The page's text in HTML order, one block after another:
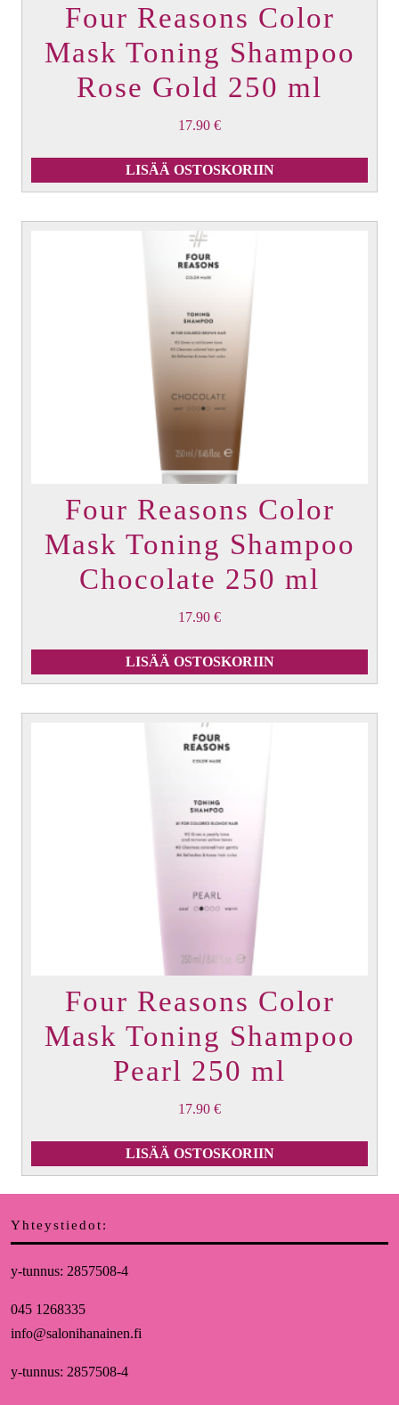
Four Reasons Color
Mask Toning Shampoo
Rose Gold 250 ml
17.90 €
LISÄÄ OSTOSKORIIN
Four Reasons Color
Mask Toning Shampoo
Chocolate 250 ml
17.90 €
LISÄÄ OSTOSKORIIN
Four Reasons Color
Mask Toning Shampoo
Pearl 250 ml
17.90 €
LISÄÄ OSTOSKORIIN
Yhteystiedot:
y-tunnus: 2857508-4
045 1268335
info@salonihanainen.fi
y-tunnus: 2857508-4